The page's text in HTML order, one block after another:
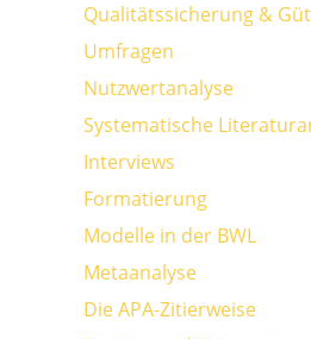
Qualitätssicherung &
Umfragen
Nutzwertanalyse
Systematische
Interviews
Formatierung
Modelle in der BWL
Metaanalyse
Die APA-Zitierweise